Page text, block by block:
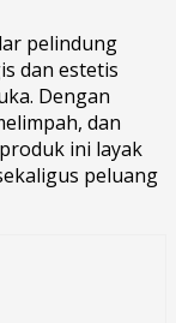
pelindung
dan estetis
Dengan
dan
ini layak
peluang